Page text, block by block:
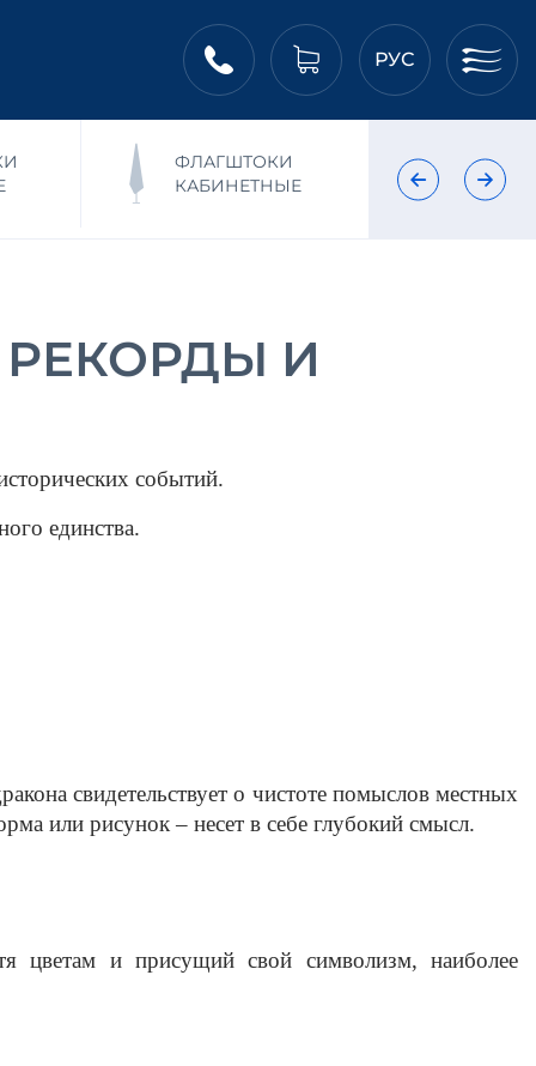
РУС
ФЛАГШТОКИ
КАБИНЕТНЫЕ
И
событий.
единства.
свидетельствует о чистоте помыслов местных
или рисунок – несет в себе глубокий смысл.
цветам и присущий свой символизм, наиболее